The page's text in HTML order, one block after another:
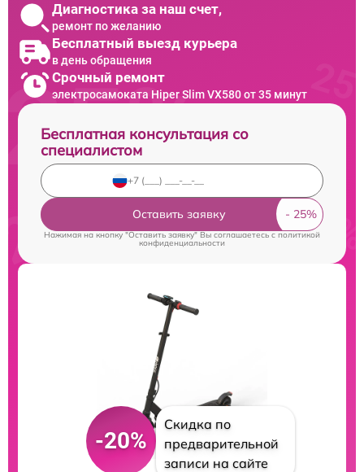
Диагностика за наш счет,
ремонт по желанию
Бесплатный выезд курьера
в день обращения
Срочный ремонт
электросамоката Hiper Slim VX580 от 35 минут
Бесплатная консультация со
специалистом
Оставить заявку
Нажимая на кнопку "Оставить заявку" Вы соглашаетесь cполитикой
конфиденциальности
-20%
Скидка по
предварительной
записи на сайте